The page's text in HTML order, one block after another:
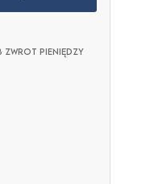
zwrot pieniędzy